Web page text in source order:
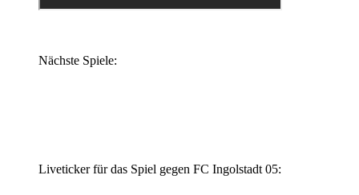
Nächste Spiele:
Liveticker für das Spiel gegen FC Ingolstadt 05: